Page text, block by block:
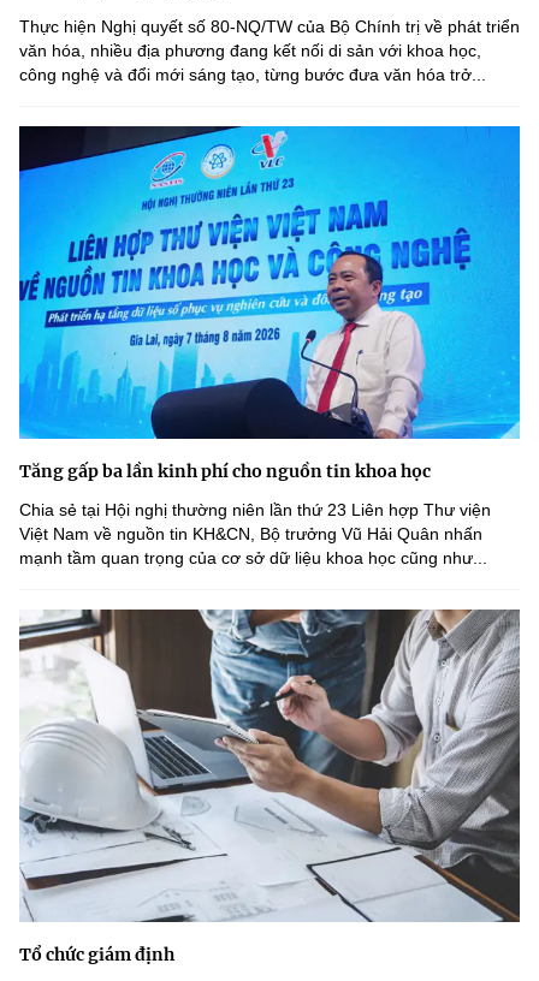
Thực hiện Nghị quyết số 80-NQ/TW của Bộ Chính trị về phát triển
văn hóa, nhiều địa phương đang kết nối di sản với khoa học,
công nghệ và đổi mới sáng tạo, từng bước đưa văn hóa trở...
Tăng gấp ba lần kinh phí cho nguồn tin khoa học
Chia sẻ tại Hội nghị thường niên lần thứ 23 Liên hợp Thư viện
Việt Nam về nguồn tin KH&CN, Bộ trưởng Vũ Hải Quân nhấn
mạnh tầm quan trọng của cơ sở dữ liệu khoa học cũng như...
Tổ chức giám định